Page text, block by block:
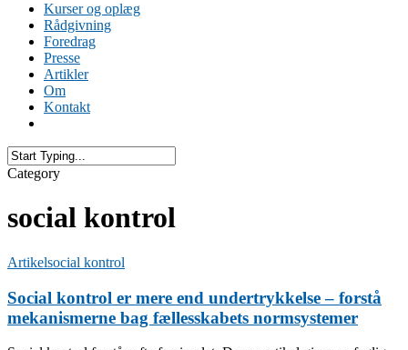
Kurser og oplæg
Rådgivning
Foredrag
Presse
Artikler
Om
Kontakt
Category
social kontrol
Artikelsocial kontrol
Social kontrol er mere end undertrykkelse – forstå
mekanismerne bag fællesskabets normsystemer